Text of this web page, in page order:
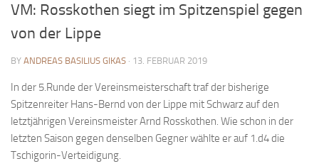
Vereinsmeisterschaft
Vereinspokalturnier
Vereinsschnellschachmeisterschaft
Blitzturnierserie
Schnellturnierserie
Bayernpokal
Sommerturnier
VM: Rosskothen siegt im Spitzenspiel gegen
von der Lippe
BY ANDREAS BASILIUS GIKAS · 13. FEBRUAR 2019
In der 5.Runde der Vereinsmeisterschaft traf der bisherige
Spitzenreiter Hans-Bernd von der Lippe mit Schwarz auf den
letztjährigen Vereinsmeister Arnd Rosskothen. Wie schon in der
letzten Saison gegen denselben Gegner wählte er auf 1.d4 die
Tschigorin-Verteidigung.